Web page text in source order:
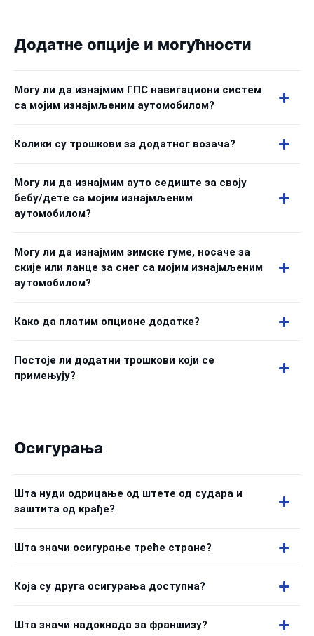
Додатне опције и могућности
Могу ли да изнајмим ГПС навигациони систем
са мојим изнајмљеним аутомобилом?
Колики су трошкови за додатног возача?
Могу ли да изнајмим ауто седиште за своју
бебу/дете са мојим изнајмљеним
аутомобилом?
Могу ли да изнајмим зимске гуме, носаче за
скије или ланце за снег са мојим изнајмљеним
аутомобилом?
Како да платим опционе додатке?
Постоје ли додатни трошкови који се
примењују?
Осигурања
Шта нуди одрицање од штете од судара и
заштита од крађе?
Шта значи осигурање треће стране?
Која су друга осигурања доступна?
Шта значи надокнада за франшизу?